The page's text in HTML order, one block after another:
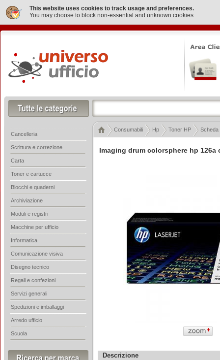
This website uses cookies to track usage and preferences.
You may choose to block non-essential and unknown cookies.
Imaging drum colorsphere hp 126a
Descrizione
Consumabili Hp Toner HP Scheda
Cancelleria
Scrittura e correzione
Carta
Toner e cartucce
Blocchi e quaderni
Archiviazione
Moduli e registri
Macchine per ufficio
Informatica
Comunicazione visiva
Disegno tecnico
Regali e confezioni
Servizi generali
Spedizioni e imballaggi
Arredo ufficio
Scuola